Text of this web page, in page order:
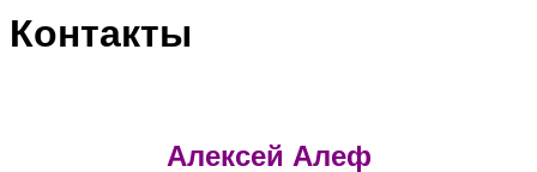
Контакты
Алексей Алеф